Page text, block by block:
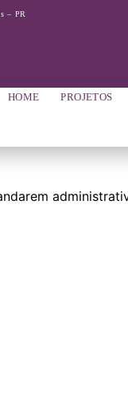
– PR
HOME PROJETOS